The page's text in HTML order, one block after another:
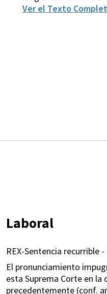
Ver el Texto
Laboral
REX-Sentencia recurrible
El pronunciamiento
esta Suprema Corte en
precedentemente (conf.